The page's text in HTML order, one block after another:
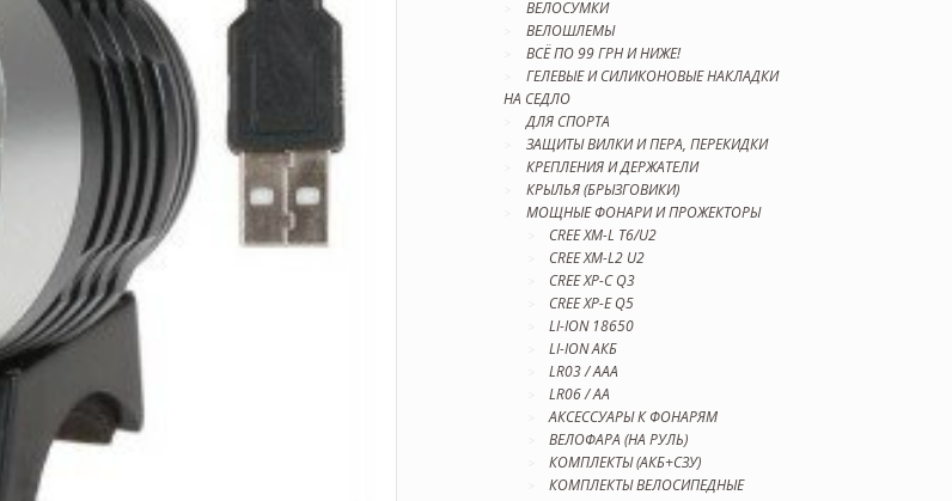
ВЕЛОСУМКИ
ВЕЛОШЛЕМЫ
ВСЁ ПО 99 ГРН И НИЖЕ!
ГЕЛЕВЫЕ И СИЛИКОНОВЫЕ НАКЛАДКИ
НА СЕДЛО
ДЛЯ СПОРТА
ЗАЩИТЫ ВИЛКИ И ПЕРА, ПЕРЕКИДКИ
КРЕПЛЕНИЯ И ДЕРЖАТЕЛИ
КРЫЛЬЯ (БРЫЗГОВИКИ)
МОЩНЫЕ ФОНАРИ И ПРОЖЕКТОРЫ
CREE XM-L T6/U2
CREE XM-L2 U2
CREE XP-C Q3
CREE XP-E Q5
LI-ION 18650
LI-ION АКБ
LR03 / AAA
LR06 / AA
АКСЕССУАРЫ К ФОНАРЯМ
ВЕЛОФАРА (НА РУЛЬ)
КОМПЛЕКТЫ (АКБ+СЗУ)
КОМПЛЕКТЫ ВЕЛОСИПЕДНЫЕ